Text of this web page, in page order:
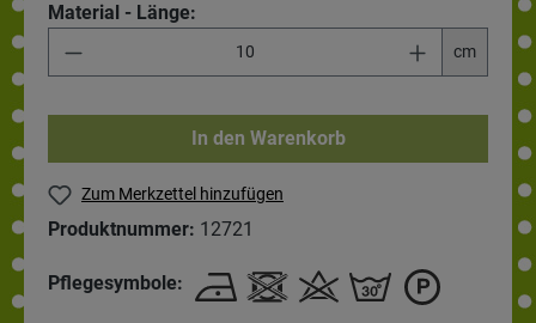
Material - Länge:
cm
In den Warenkorb
Zum Merkzettel hinzufügen
Produktnummer: 12721
Pflegesymbole: